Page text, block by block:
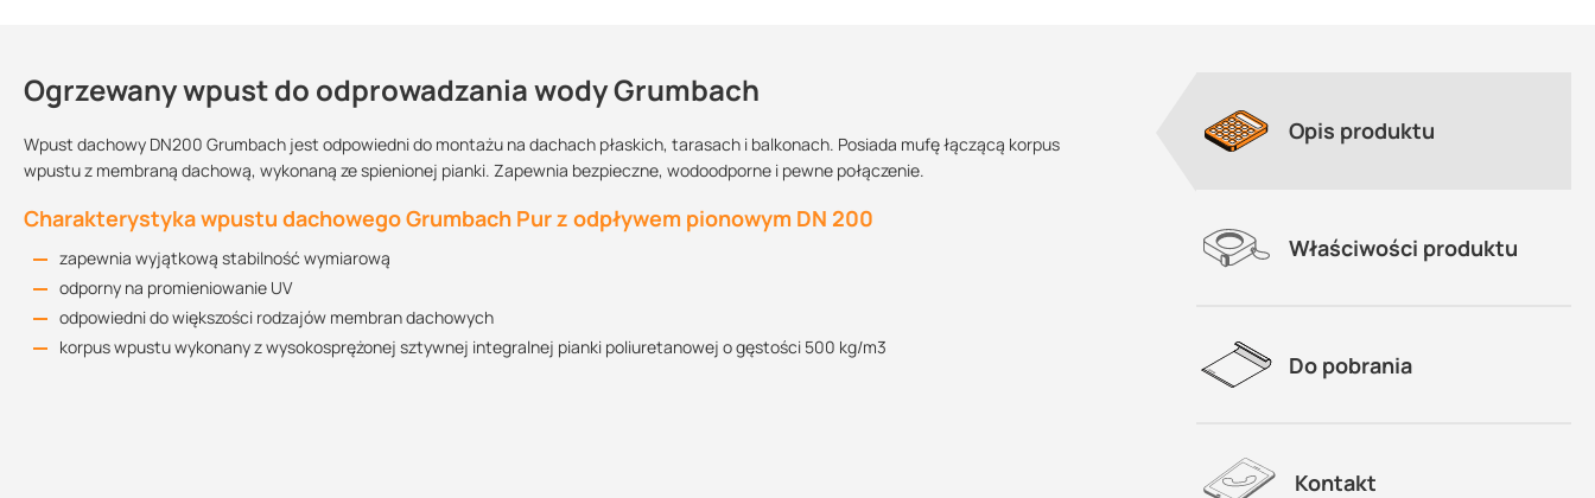
Ogrzewany wpust do odprowadzania wody Grumbach
Wpust dachowy DN200 Grumbach jest odpowiedni do montażu na dachach płaskich, tarasach i balkonach. Posiada mufę łączącą korpus
wpustu z membraną dachową, wykonaną ze spienionej pianki. Zapewnia bezpieczne, wodoodporne i pewne połączenie.
Charakterystyka wpustu dachowego Grumbach Pur z odpływem pionowym DN 200
zapewnia wyjątkową stabilność wymiarową
odporny na promieniowanie UV
odpowiedni do większości rodzajów membran dachowych
korpus wpustu wykonany z wysokosprężonej sztywnej integralnej pianki poliuretanowej o gęstości 500 kg/m3
Wpust ogrzewany?:
tak
Sprzedajemy na:
sztuki
Podlega zwrotowi?:
tak
Karta techniczna
Kontakt
Maszy pytania lub wątpliwości?
Skontaktuj się z nami
+48 732 227 683
Opis produktu
Właściwości produktu
Do pobrania
Kontakt